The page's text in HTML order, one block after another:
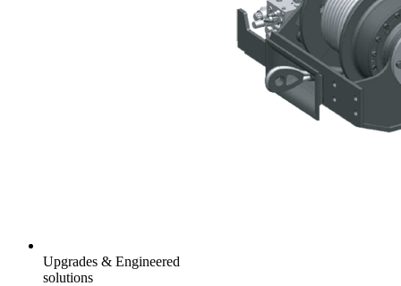
Upgrades & Engineered
solutions